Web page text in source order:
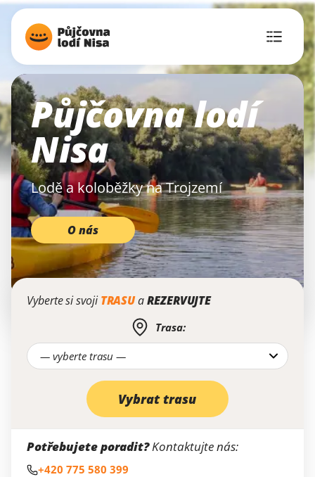
Půjčovna lodí
Nisa
Lodě a koloběžky na Trojzemí
O nás
Vyberte si svoji TRASUaREZERVUJTE
Vybrat trasu
Potřebujete poradit?Kontaktujte nás:
+420 775 580 399